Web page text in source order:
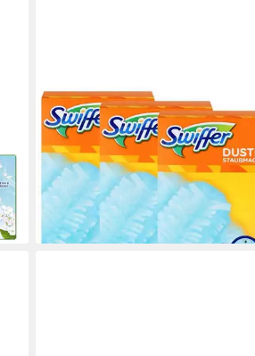
SWIFFER
Swiffer Staubmagnet Tücher 4er -
Nimmt 3x mehr Staub und Haare auf
(3e Reinigungstücher
19,62 €
(6,54 €/ 1 Stk)
lieferbar - in 3-4 Werktagen bei dir